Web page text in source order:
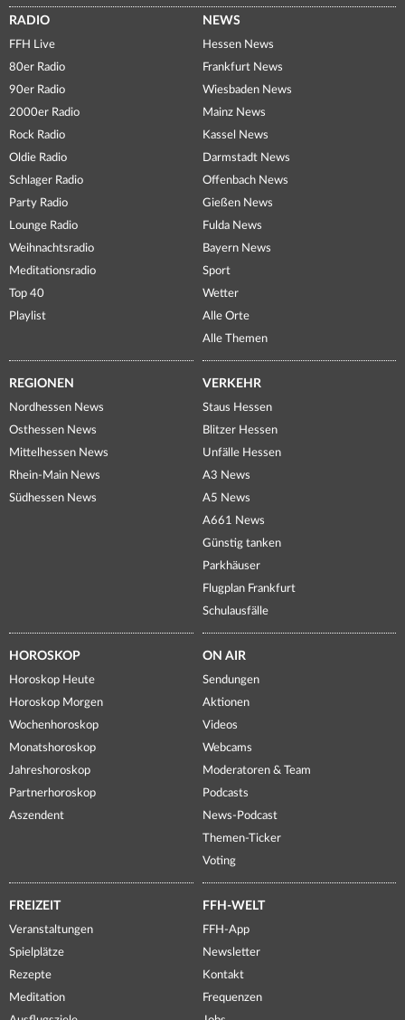
RADIO
FFH Live
80er Radio
90er Radio
2000er Radio
Rock Radio
Oldie Radio
Schlager Radio
Party Radio
Lounge Radio
Weihnachtsradio
Meditationsradio
Top 40
Playlist
NEWS
Hessen News
Frankfurt News
Wiesbaden News
Mainz News
Kassel News
Darmstadt News
Offenbach News
Gießen News
Fulda News
Bayern News
Sport
Wetter
Alle Orte
Alle Themen
REGIONEN
Nordhessen News
Osthessen News
Mittelhessen News
Rhein-Main News
Südhessen News
VERKEHR
Staus Hessen
Blitzer Hessen
Unfälle Hessen
A3 News
A5 News
A661 News
Günstig tanken
Parkhäuser
Flugplan Frankfurt
Schulausfälle
HOROSKOP
Horoskop Heute
Horoskop Morgen
Wochenhoroskop
Monatshoroskop
Jahreshoroskop
Partnerhoroskop
Aszendent
ON AIR
Sendungen
Aktionen
Videos
Webcams
Moderatoren & Team
Podcasts
News-Podcast
Themen-Ticker
Voting
FREIZEIT
Veranstaltungen
Spielplätze
Rezepte
Meditation
FFH-WELT
FFH-App
Newsletter
Kontakt
Frequenzen